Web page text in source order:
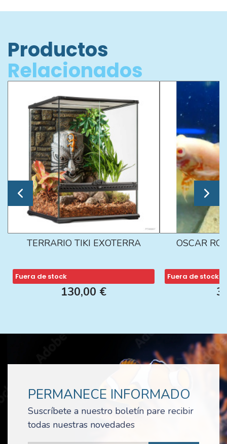
Productos
Relacionados
TERRARIO TIKI EXOTERRA
Fuera de stock
130,00 €
OSCAR
Fuera de stock
PERMANECE INFORMADO
Suscríbete a nuestro boletín pare recibir
todas nuestras novedades